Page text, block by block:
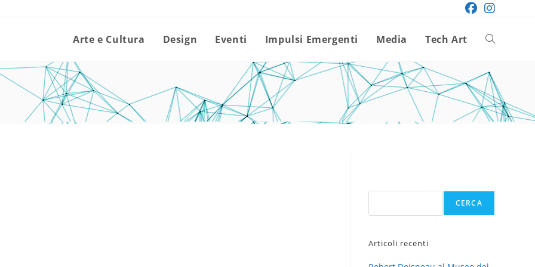
Arte e Cultura Design Eventi Impulsi Emergenti Media Tech Art Attiva/
la
sito
CERCA
Articoli recenti